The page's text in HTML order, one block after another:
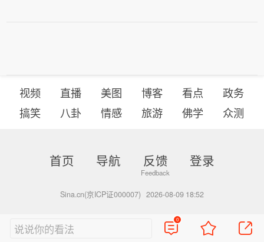
视频 直播 美图 博客 看点
政务
搞笑
八卦 情感 旅游 佛学 众测
首页 导航 反馈 登录
Sina.cn(京ICP证000007) 2026-08-09 18:52
说说你的看法
0